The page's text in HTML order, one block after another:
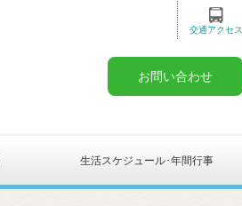
交通アクセス
お問い合わせ
生活スケジュール･年間行事